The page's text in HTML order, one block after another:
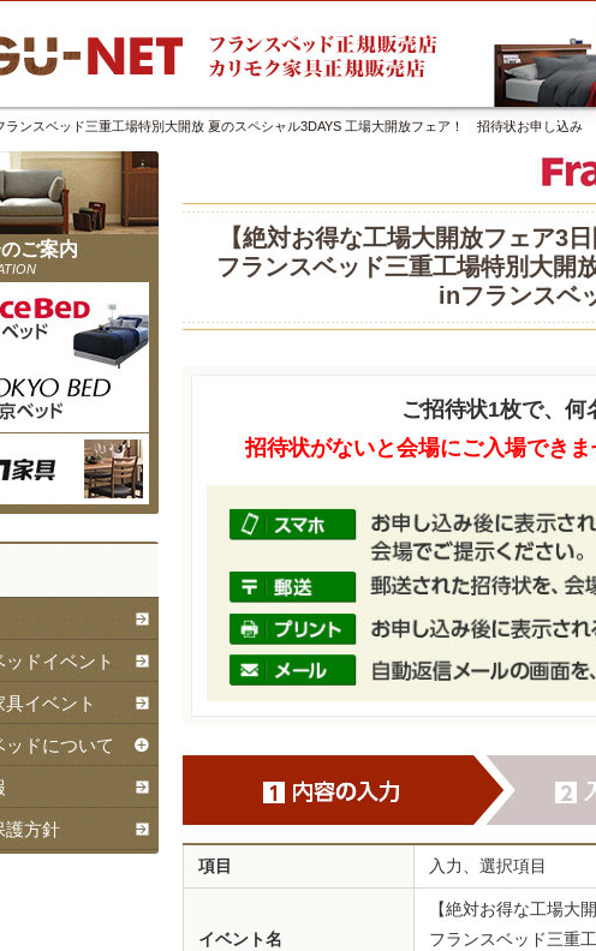
ランスベッド三重工場特別大開放 夏のスペシャル3DAYS 工場大開放フェア！ 招待状お申し込み
【絶対お得な工場大開放フェア3
フランスベッド三重工場特別大開
inフランスベ
ご招待状1枚で、何
招待状がないと会場にご入場でき
項目 入力、選択項目
イベント名
【絶対お得な工場大
フランスベッド三重
ご案内
ドイベント
具イベント
ッドについて
護方針